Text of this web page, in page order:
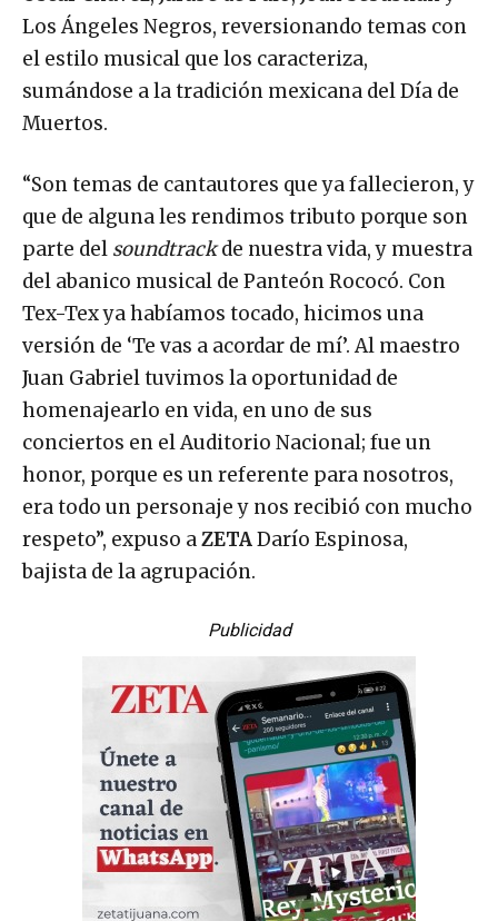
Los Ángeles Negros, reversionando temas con
el estilo musical que los caracteriza,
sumándose a la tradición mexicana del Día de
Muertos.
“Son temas de cantautores que ya fallecieron, y
que de alguna les rendimos tributo porque son
parte del soundtrackde nuestra vida, y muestra
del abanico musical de Panteón Rococó. Con
Tex-Tex ya habíamos tocado, hicimos una
versión de ‘Te vas a acordar de mí’. Al maestro
Juan Gabriel tuvimos la oportunidad de
homenajearlo en vida, en uno de sus
conciertos en el Auditorio Nacional; fue un
honor, porque es un referente para nosotros,
era todo un personaje y nos recibió con mucho
respeto”, expuso aZETADarío Espinosa,
bajista de la agrupación.
Publicidad